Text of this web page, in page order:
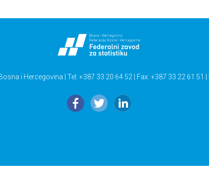
i Hercegovina | Tel: +387 33 20 64 52 | Fax: +387 33 22 61 51 |